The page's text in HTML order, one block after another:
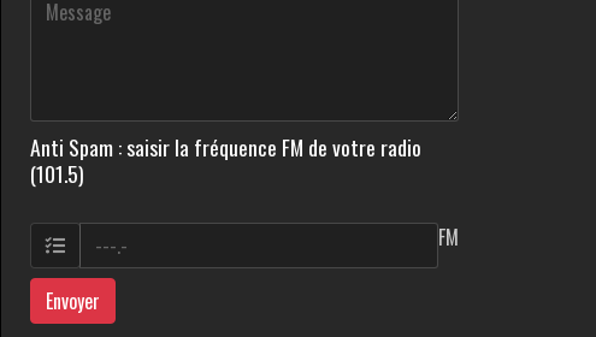
Anti Spam : saisir la fréquence FM de votre radio
(101.5)
FM
Envoyer